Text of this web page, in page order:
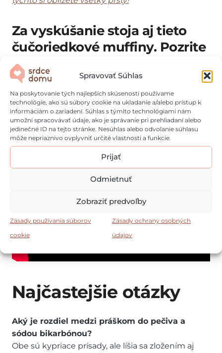
Spravovať Súhlas
Na poskytovanie tých najlepších skúseností používame
technológie, ako sú súbory cookie na ukladanie a/alebo prístup k
informáciám o zariadení. Súhlas s týmito technológiami nám
umožní spracovávať údaje, ako je správanie pri prehliadaní alebo
jedinečné ID na tejto stránke. Nesúhlas alebo odvolanie súhlasu
môže nepriaznivo ovplyvniť určité vlastnosti a funkcie.
Prijať
Odmietnuť
Zobraziť predvoľby
Zásady používania súborov
cookie
Zásady ochrany osobných
údajov
Za vyskúšanie stoja aj tieto
čučoriedkové muffiny. Pozrite
si videorecept:
Najčastejšie otázky
Aký je rozdiel medzi práškom do pečiva a
sódou bikarbónou?
Obe sú kypriace prísady, ale líšia sa zložením aj